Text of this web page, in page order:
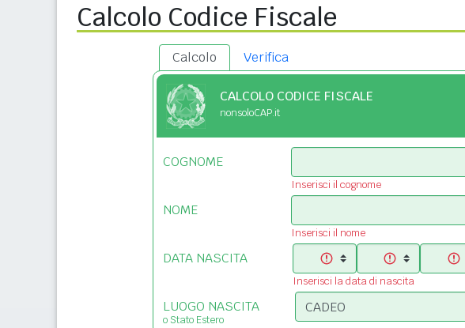
Calcolo Codice Fiscale
Calcolo Verifica
CALCOLO CODICE FISCALE
nonsoloCAP.it
COGNOME
Inserisci il cognome
NOME
Inserisci il nome
DATA NASCITA
Inserisci la data di nascita
LUOGO NASCITA
o Stato Estero